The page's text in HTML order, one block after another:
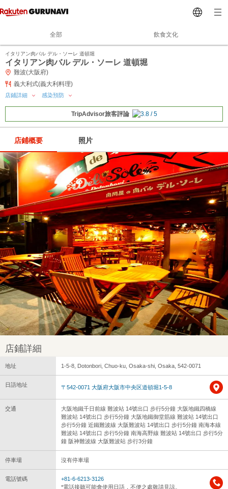
全部 飲食文化
イタリアン肉バル デル・ソーレ 道頓堀
イタリアン肉バル デル・ソーレ 道頓堀
難波(大阪府)
義大利式(義大利料理)
店鋪詳細 感染預防
TripAdvisor旅客評論
店鋪概要 照片
店鋪詳細
地址 1-5-8, Dotonbori, Chuo-ku, Osaka-shi, Osaka, 542-0071
日語地址 〒542-0071 大阪府大阪市中央区道頓堀1-5-8
交通
大阪地鐵千日前線 難波站 14號出口 步行5分鐘 大阪地鐵四橋線
難波站 14號出口 步行5分鐘 大阪地鐵御堂筋線 難波站 14號出口
步行5分鐘 近鐵難波線 大阪難波站 14號出口 步行5分鐘 南海本線
難波站 14號出口 步行5分鐘 南海高野線 難波站 14號出口 步行5分
鐘 阪神難波線 大阪難波站 步行3分鐘
停車場 沒有停車場
電話號碼
+81-6-6213-3126
*電話接聽可能會使用日語，不便之處敬請見諒。